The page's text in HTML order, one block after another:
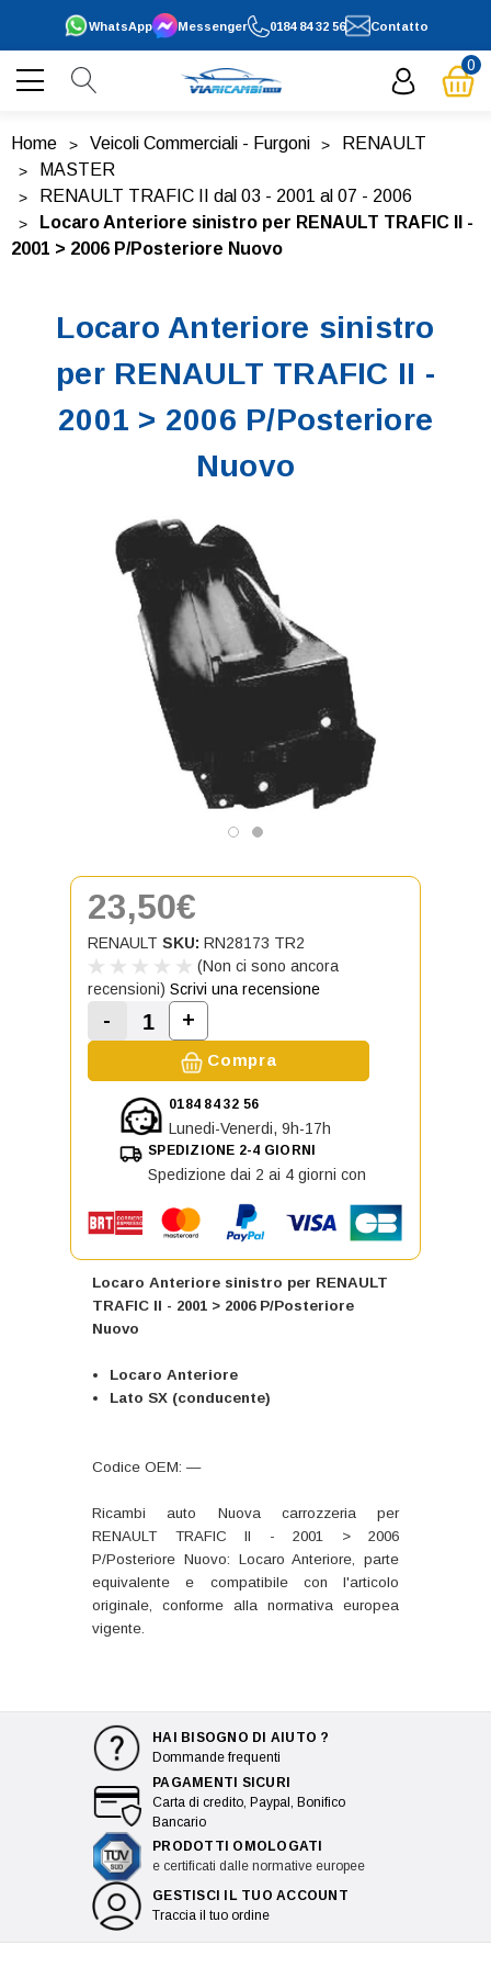
0184 84 32 56
WhatsApp Contatto
Messenger
0
Home Veicoli Commerciali - Furgoni
RENAULT
MASTER
RENAULT TRAFIC II dal 03 - 2001 al 07 - 2006
Locaro Anteriore sinistro per RENAULT TRAFIC II -
2001 > 2006 P/Posteriore Nuovo
Locaro Anteriore sinistro
per RENAULT TRAFIC II -
2001 > 2006 P/Posteriore
Nuovo
Locaro Anteriore sinistro per RENAULT
TRAFIC II - 2001 > 2006 P/Posteriore
Nuovo
Locaro Anteriore
Lato SX (conducente)
Codice OEM: —
Ricambi auto Nuova carrozzeria per
RENAULT TRAFIC II - 2001 > 2006
P/Posteriore Nuovo: Locaro Anteriore, parte
equivalente e compatibile con l'articolo
originale, conforme alla normativa europea
vigente.
23,50€
RENAULT SKU: RN28173 TR2
(Non ci sono ancora
recensioni) Scrivi una recensione
Diminuisci la quantità di Locaro Anteriore
-
Aumenta la quantità di Locaro
+
Compra
0184 84 32 56
Lunedi-Venerdi, 9h-17h
SPEDIZIONE 2-4 GIORNI
Spedizione dai 2 ai 4 giorni con
HAI BISOGNO DI AIUTO ?
Dommande frequenti
PAGAMENTI SICURI
Carta di credito, Paypal, Bonifico
Bancario
PRODOTTI OMOLOGATI
e certificati dalle normative europee
GESTISCI IL TUO ACCOUNT
Traccia il tuo ordine